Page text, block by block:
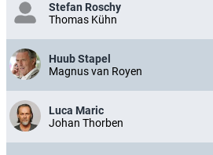
Stefan Roschy
Thomas Kühn
Huub Stapel
Magnus van Royen
Luca Maric
Johan Thorben